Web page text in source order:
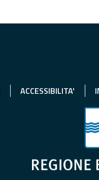
ACCESSIBILITA'